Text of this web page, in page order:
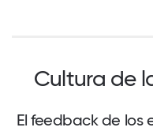
Cultura de
El feedback de los